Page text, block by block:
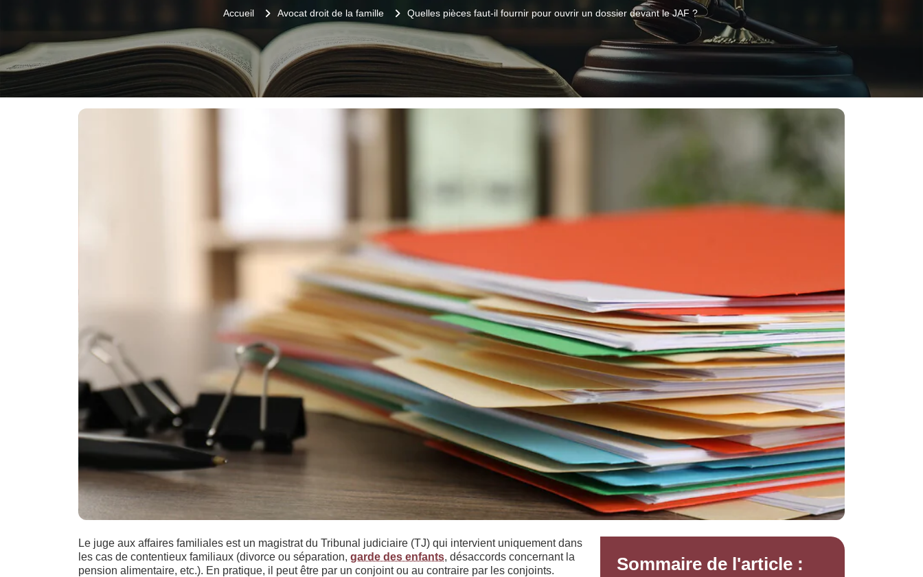
Accueil Avocat droit de la famille Quelles pièces faut-il fournir pour ouvrir un dossier devant le JAF ?
Le juge aux affaires familiales est un magistrat du Tribunal judiciaire (TJ) qui intervient uniquement dans
les cas de contentieux familiaux (divorce ou séparation, garde des enfants, désaccords concernant la
pension alimentaire, etc.). En pratique, il peut être par un conjoint ou au contraire par les conjoints.
Sommaire de l'article :